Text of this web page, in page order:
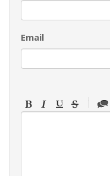
Email
-
-